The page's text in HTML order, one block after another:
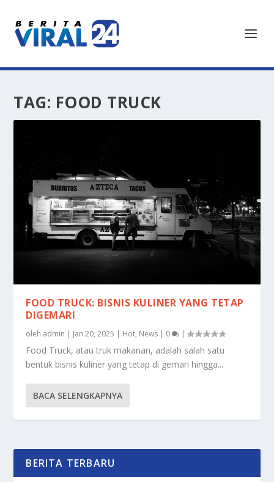
TAG: FOOD TRUCK
FOOD TRUCK: BISNIS KULINER YANG TETAP
DIGEMARI
oleh admin | Jan 20, 2025 | Hot, News | 0 |
Food Truck, atau truk makanan, adalah salah satu
bentuk bisnis kuliner yang tetap di gemari hingga...
BACA SELENGKAPNYA
BERITA TERBARU